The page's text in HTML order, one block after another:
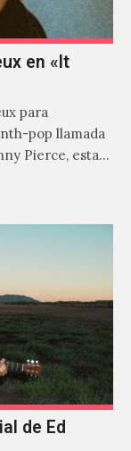
en «It
para
pop llamada
Pierce, esta
de Ed